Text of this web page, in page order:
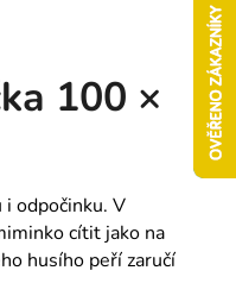
100 ×
odpočinku. V
cítit jako na
husího peří zaručí